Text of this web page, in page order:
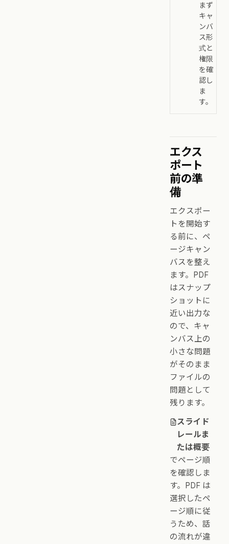
まず
キャ
ンバ
ス形
式と
権限
を確
認し
ま
す。
エクス
ポート
前の準
備
エクスポー
トを開始す
る前に、ペ
ージキャン
バスを整え
ます。PDF
はスナップ
ショットに
近い出力な
ので、キャ
ンバス上の
小さな問題
がそのまま
ファイルの
問題として
残ります。
スライド
レールま
たは概要
でページ順
を確認しま
す。PDF は
選択したペ
ージ順に従
うため、話
の流れが違